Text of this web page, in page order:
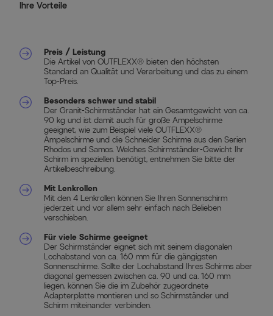
Ihre Vorteile
Preis / Leistung
Die Artikel von OUTFLEXX® bieten den höchsten
Standard an Qualität und Verarbeitung und das zu einem
Top-Preis.
Besonders schwer und stabil
Der Granit-Schirmständer hat ein Gesamtgewicht von ca.
90 kg und ist damit auch für große Ampelschirme
geeignet, wie zum Beispiel viele OUTFLEXX®
Ampelschirme und die Schneider Schirme aus den Serien
Rhodos und Samos. Welches Schirmständer-Gewicht Ihr
Schirm im speziellen benötigt, entnehmen Sie bitte der
Artikelbeschreibung.
Mit Lenkrollen
Mit den 4 Lenkrollen können Sie Ihren Sonnenschirm
jederzeit und vor allem sehr einfach nach Belieben
verschieben.
Für viele Schirme geeignet
Der Schirmständer eignet sich mit seinem diagonalen
Lochabstand von ca. 160 mm für die gängigsten
Sonnenschirme. Sollte der Lochabstand Ihres Schirms aber
diagonal gemessen zwischen ca. 90 und ca. 160 mm
liegen, können Sie die im Zubehör zugeordnete
Adapterplatte montieren und so Schirmständer und
Schirm miteinander verbinden.